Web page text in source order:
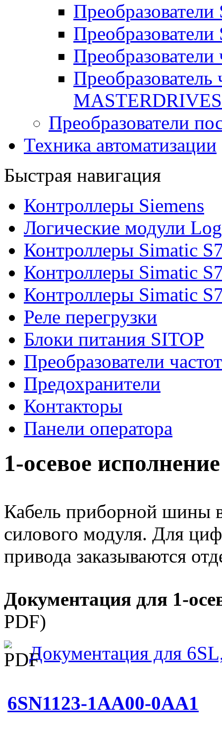
MASTERDRIVES
Преобразователи
Техника автоматизации
Быстрая навигация
Контроллеры Siemens
Логические модули
Контроллеры Simatic
Контроллеры Simatic
Контроллеры Simatic
Реле перегрузки
Блоки питания SITOP
Преобразователи
Предохранители
Контакторы
Панели оператора
1-осевое исполнение
Кабель приборной шины
силового модуля. Для
привода заказываются
Документация для 1-
PDF)
Документация для
6SN1123-1AA00-0AA1